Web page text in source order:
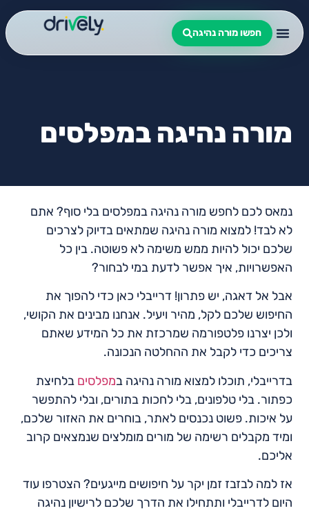
חפשו מורה נהיגה
מורה נהיגה במפלסים
נמאס לכם לחפש מורה נהיגה במפלסים בלי סוף? אתם
לא לבד! למצוא מורה נהיגה שמתאים בדיוק לצרכים
שלכם יכול להיות ממש משימה לא פשוטה. בין כל
האפשרויות, איך אפשר לדעת במי לבחור?
אבל אל דאגה, יש פתרון! דרייבלי כאן כדי להפוך את
החיפוש שלכם לקל, מהיר ויעיל. אנחנו מבינים את הקושי,
ולכן יצרנו פלטפורמה שמרכזת את כל המידע שאתם
צריכים כדי לקבל את ההחלטה הנכונה.
בדרייבלי, תוכלו למצוא מורה נהיגה במפלסים בלחיצת
כפתור. בלי טלפונים, בלי לחכות בתורים, ובלי להתפשר
על איכות. פשוט נכנסים לאתר, בוחרים את האזור שלכם,
ומיד מקבלים רשימה של מורים מומלצים שנמצאים קרוב
אליכם.
אז למה לבזבז זמן יקר על חיפושים מייגעים? הצטרפו עוד
היום לדרייבלי ותתחילו את הדרך שלכם לרישיון נהיגה